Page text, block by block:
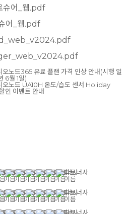
슈어_웹.pdf
어_웹.pdf
오노드365 유료 플랜 가격 인상 안내(시행 일
6월 1일)
오노드 UA10H 온도/습도 센서 Holiday
인 이벤트 안내